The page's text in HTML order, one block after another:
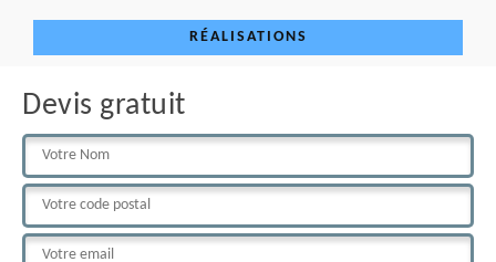
RÉALISATIONS
Devis gratuit